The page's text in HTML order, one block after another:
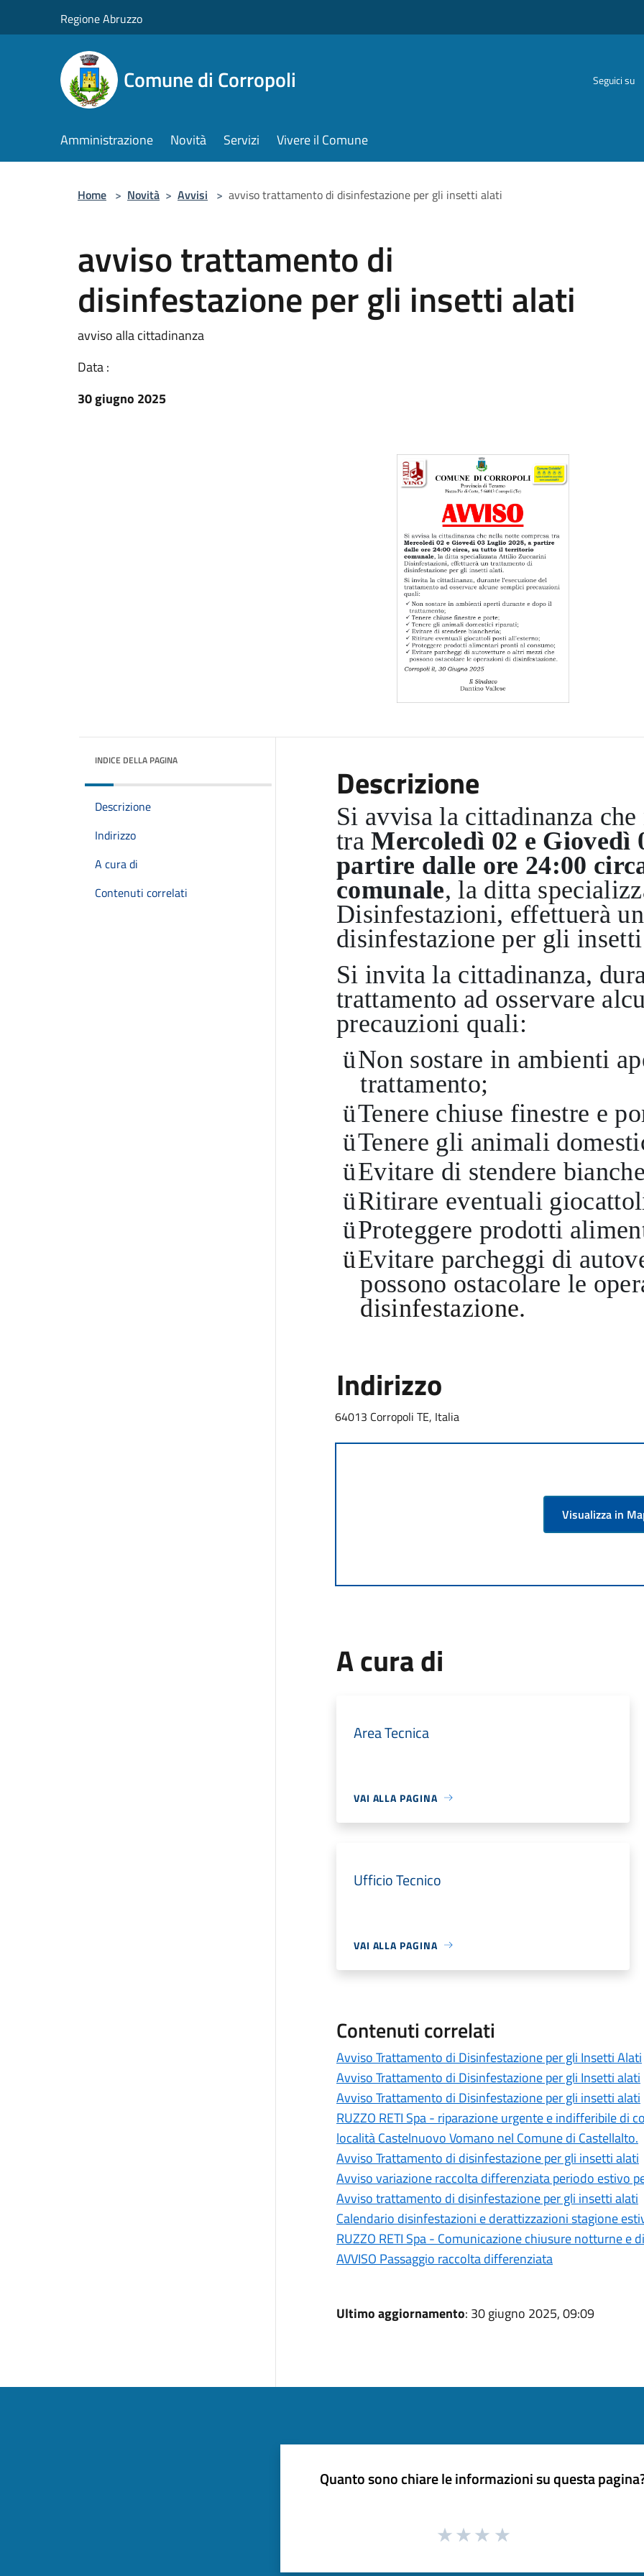
Regione Abruzzo
Comune di Corropoli Seguici su
Amministrazione Novità Servizi Vivere il Comune
Home > Novità > Avvisi > avviso trattamento di disinfestazione per gli insetti alati
avviso trattamento di
disinfestazione per gli insetti alati
avviso alla cittadinanza
Data :
30 giugno 2025
INDICE DELLA PAGINA
Descrizione
Indirizzo
A cura di
Contenuti correlati
Descrizione
Si avvisa la cittadinanza
traMercoledì 02 e Giovedì
partire dalle ore 24:00
comunale, la ditta
Disinfestazioni, effettuerà
disinfestazione per gli
Si invita la cittadinanza,
trattamento ad osservare
precauzioni quali:
üNon sostare in ambienti
trattamento;
üTenere chiuse finestre e
üTenere gli animali
üEvitare di stendere
üRitirare eventuali
üProteggere prodotti
üEvitare parcheggi di
possono ostacolare le
disinfestazione.
Indirizzo
64013 Corropoli TE, Italia
Visualizza in
A cura di
Area Tecnica
VAI ALLA PAGINA
Ufficio Tecnico
VAI ALLA PAGINA
Contenuti correlati
Avviso Trattamento di Disinfestazione per gli Insetti Alati
Avviso Trattamento di Disinfestazione per gli Insetti alati
Avviso Trattamento di Disinfestazione per gli insetti alati
RUZZO RETI Spa - riparazione urgente e indifferibile
località Castelnuovo Vomano nel Comune di Castellalto.
Avviso Trattamento di disinfestazione per gli insetti alati
Avviso variazione raccolta differenziata periodo estivo
Avviso trattamento di disinfestazione per gli insetti alati
Calendario disinfestazioni e derattizzazioni stagione
RUZZO RETI Spa - Comunicazione chiusure notturne e
AVVISO Passaggio raccolta differenziata
Ultimo aggiornamento: 30 giugno 2025, 09:09
Quanto sono chiare le informazioni su questa